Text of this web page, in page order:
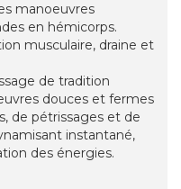
manoeuvres
en hémicorps.
musculaire, draine et
de tradition
douces et fermes
de pétrissages et de
instantané,
des énergies.